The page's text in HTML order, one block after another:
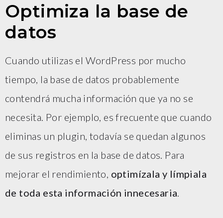
Optimiza la base de
datos
Cuando utilizas el WordPress por mucho
tiempo, la base de datos probablemente
contendrá mucha información que ya no se
necesita. Por ejemplo, es frecuente que cuando
eliminas un plugin, todavía se quedan algunos
de sus registros en la base de datos. Para
mejorar el rendimiento, optimízala y límpiala
de toda esta información innecesaria.